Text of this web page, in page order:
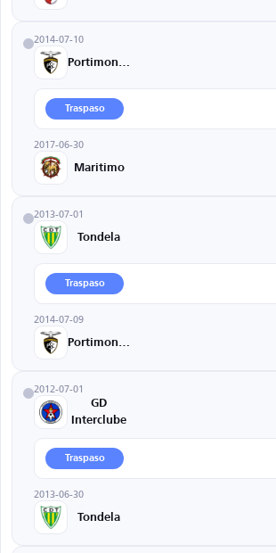
2014-07-10
Traspaso
2017-06-30
Maritimo
2013-07-01
Tondela
Traspaso
2014-07-09
2012-07-01
GD
Interclube
Traspaso
2013-06-30
Tondela